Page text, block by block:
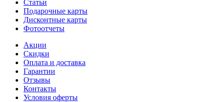
Статьи
Подарочные карты
Дисконтные карты
Фотоотчеты
Акции
Скидки
Оплата и доставка
Гарантии
Отзывы
Контакты
Условия оферты